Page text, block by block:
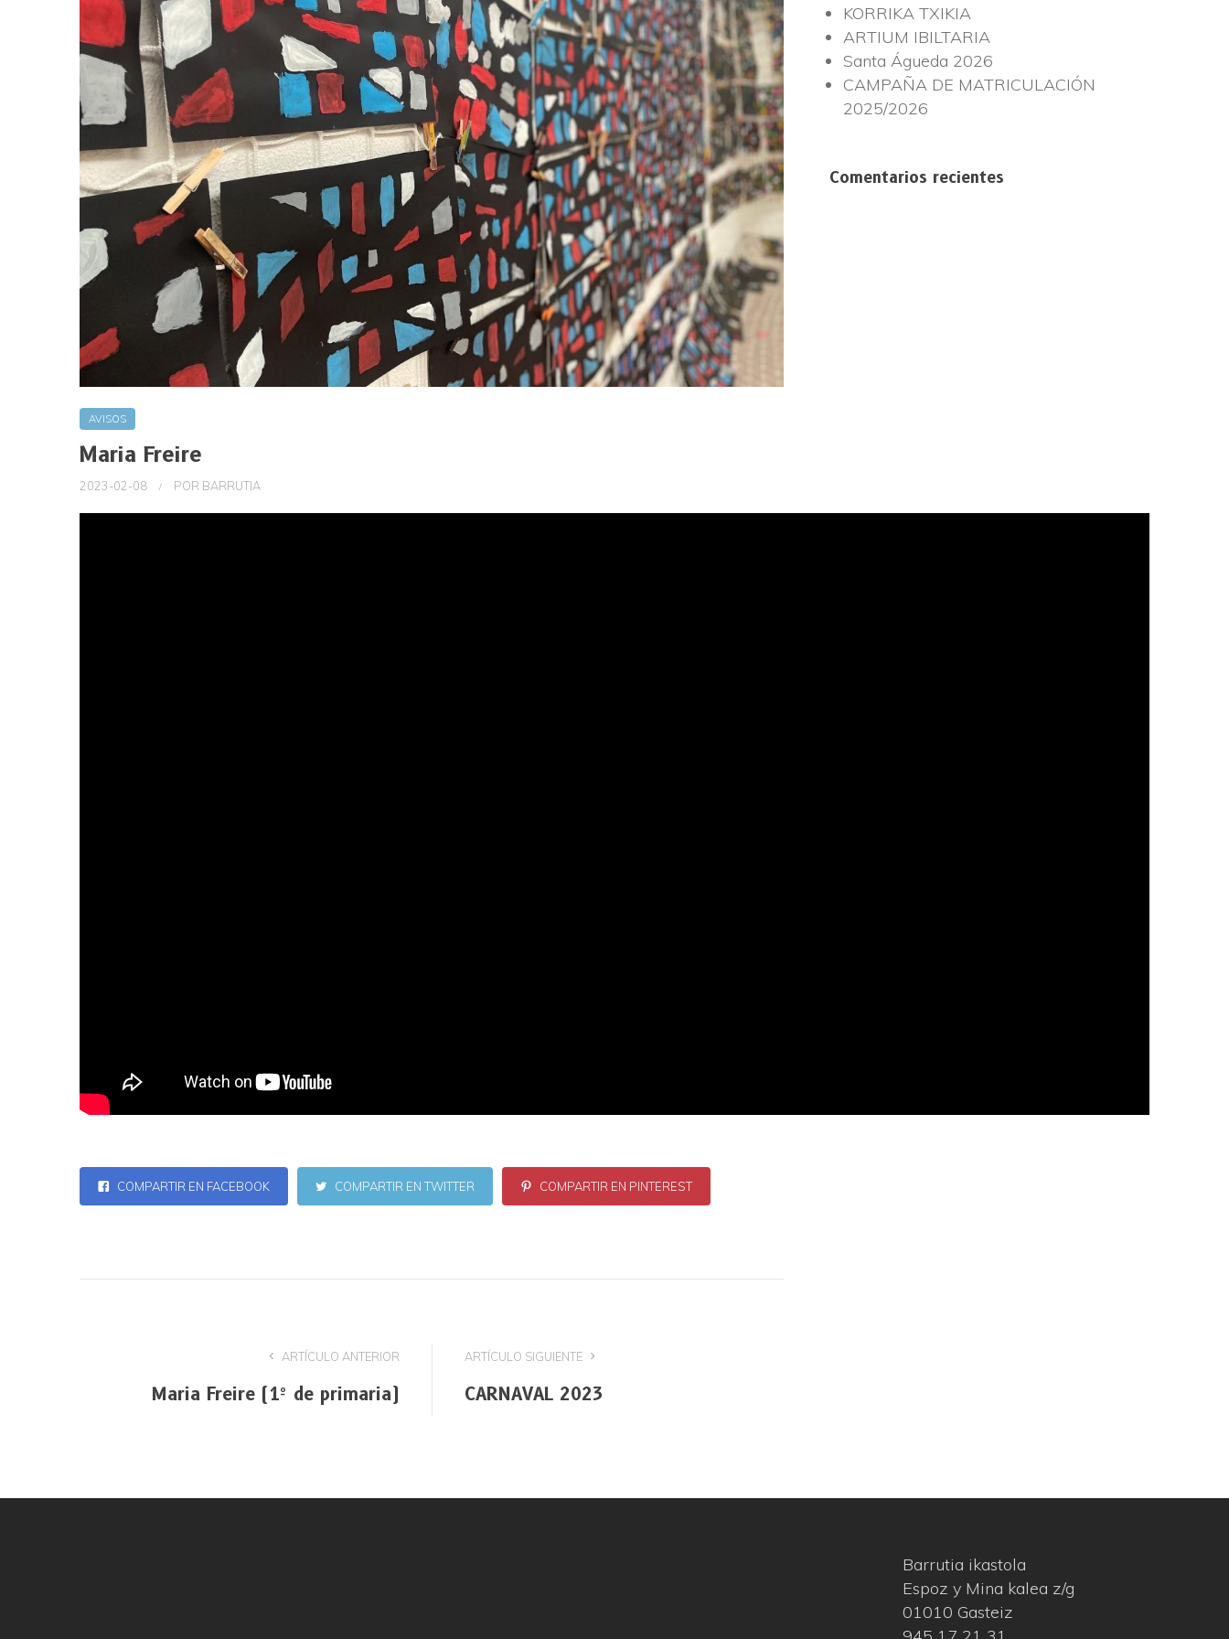
AVISOS
Maria Freire
2023-02-08 POR BARRUTIA
COMPARTIR EN FACEBOOK COMPARTIR EN TWITTER COMPARTIR EN PINTEREST
ARTÍCULO ANTERIOR
Maria Freire (1º de primaria)
ARTÍCULO SIGUIENTE
CARNAVAL 2023
KORRIKA TXIKIA
ARTIUM IBILTARIA
Santa Águeda 2026
CAMPAÑA DE MATRICULACIÓN
2025/2026
Comentarios recientes
Barrutia ikastola
Espoz y Mina kalea z/g
01010 Gasteiz